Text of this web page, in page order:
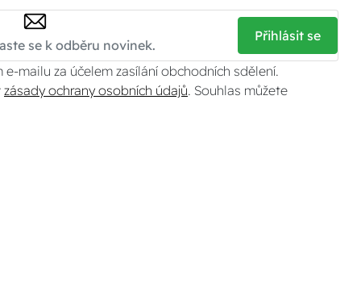
Přihlásit se
e-mailu za účelem zasílání obchodních sdělení.
zásady ochrany osobních údajů. Souhlas můžete